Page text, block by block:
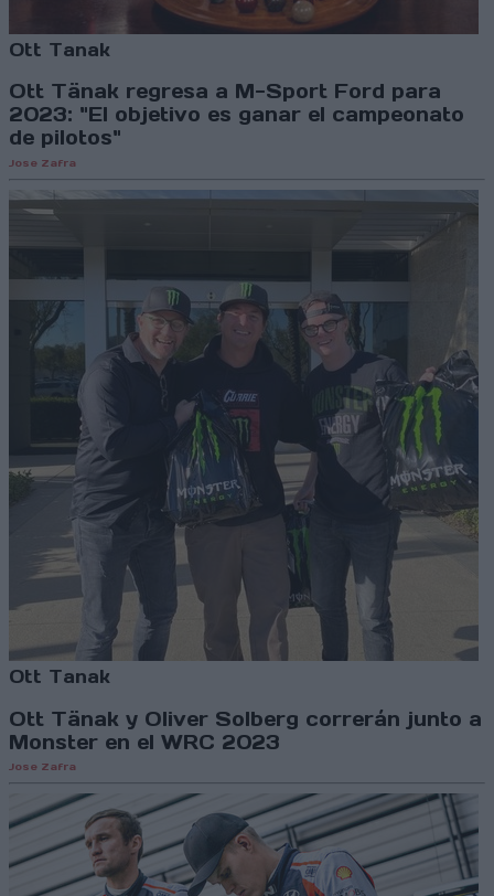
Ott Tanak
Ott Tänak regresa a M-Sport Ford para
2023: "El objetivo es ganar el campeonato
de pilotos"
Jose Zafra
Ott Tanak
Ott Tänak y Oliver Solberg correrán junto a
Monster en el WRC 2023
Jose Zafra